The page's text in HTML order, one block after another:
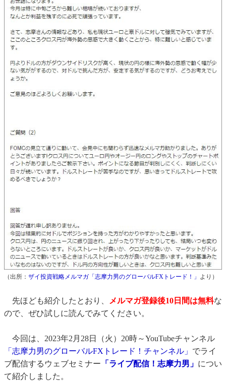
（出所： ザイ投資戦略メルマガ「志摩力男のグローバルFXトレード！」 より）
先ほども紹介したとおり、 メルマガ登録後10日間は無料な
ので、ぜひ試しに読んでみてください。
今回は、2023年2月28日（火）20時～YouTubeチャンネル
「志摩力男のグローバルFXトレード！チャンネル」 でライ
ブ配信するウェブセミナー 「ライブ配信！志摩力男」 につい
て紹介しました。